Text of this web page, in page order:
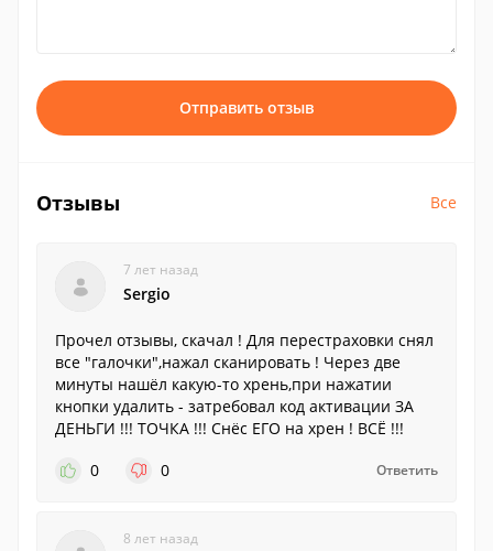
Отправить отзыв
Отзывы Все
7 лет назад
Sergio
Прочел отзывы, скачал ! Для перестраховки снял
все "галочки",нажал сканировать ! Через две
минуты нашёл какую-то хрень,при нажатии
кнопки удалить - затребовал код активации ЗА
ДЕНЬГИ !!! ТОЧКА !!! Снёс ЕГО на хрен ! ВСЁ !!!
0
0 Ответить
8 лет назад